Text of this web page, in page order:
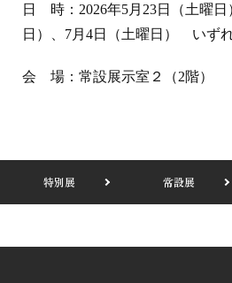
日 時：2026年5月23日（土曜日
日）、7月4日（土曜日） いず
会 場：常設展示室２（2階）
特別展 常設展